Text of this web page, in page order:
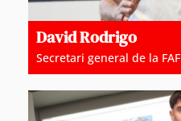
David Rodrigo
Secretari general de la FAF